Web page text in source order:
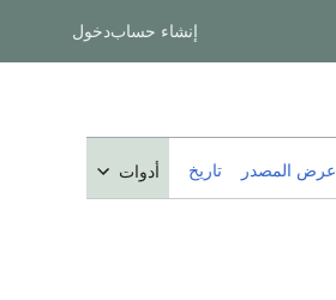
إنشاء حسابدخول
عرض المصدر تاريخ أدوات